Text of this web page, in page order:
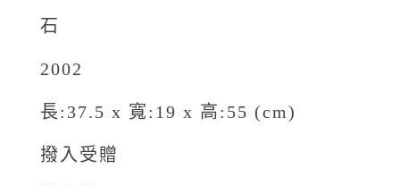
石
2002
長:37.5 x 寬:19 x 高:55 (cm)
撥入受贈